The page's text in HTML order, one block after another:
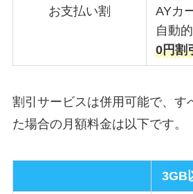
お支払い割
AYカ
自動
0円割
割引サービスは併用可能で、す
た場合の月額料金は以下です。
3GB